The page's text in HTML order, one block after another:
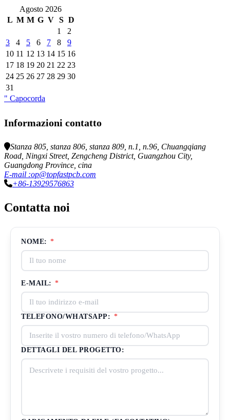
Agosto 2026
L M M G V S D
1
2
3
4 5 6 7 8
9
10 11 12 13 14 15 16
17 18 19 20 21 22 23
24 25 26 27 28 29 30
31
" Capocorda
Informazioni contatto
Stanza 805, stanza 806, stanza 809, n.1, n.96, Chuangqiang
Road, Ningxi Street, Zengcheng District, Guangzhou City,
Guangdong Province, cina
E-mail :op@topfastpcb.com
+86-13929576863
Contatta noi
NOME: *
E-MAIL: *
TELEFONO/WHATSAPP: *
DETTAGLI DEL PROGETTO: